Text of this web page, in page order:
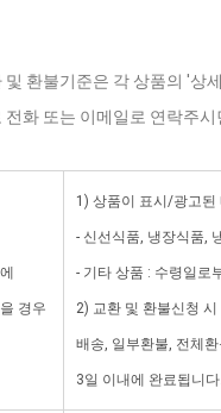
환불기준은 각 상품의 '상
화 또는 이메일로 연락주
경우
1) 상품이 표시/광고된
- 신선식품, 냉장식품,
- 기타 상품 : 수령일로
2) 교환 및 환불신청
배송, 일부환불, 전체
3일 이내에 완료됩니